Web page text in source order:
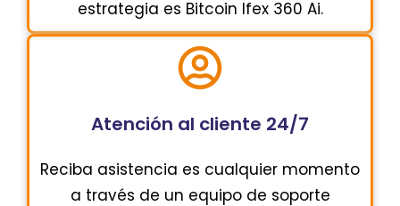
estrategia es Bitcoin Ifex 360 Ai.
Atención al cliente 24/7
Reciba asistencia es cualquier momento
a través de un equipo de soporte